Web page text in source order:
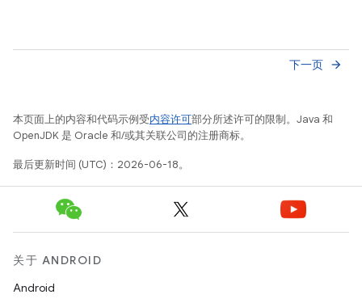
下一页 arrow_forward
本页面上的内容和代码示例受内容许可部分所述许可的限制。Java 和
OpenJDK 是 Oracle 和/或其关联公司的注册商标。
最后更新时间 (UTC)：2026-06-18。
关于 ANDROID
Android